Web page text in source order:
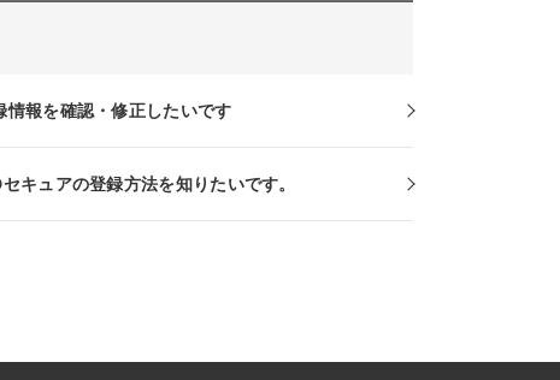
情報を確認・修正したいです
セキュアの登録方法を知りたいです。